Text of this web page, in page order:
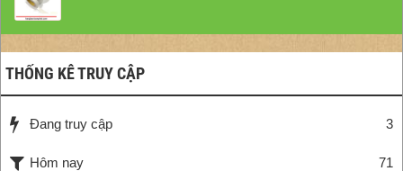
THỐNG KÊ TRUY CẬP
Đang truy cập 3
Hôm nay
71